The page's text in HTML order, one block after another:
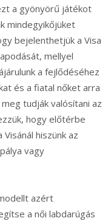
a gyönyörű játékot
mindegyikőjüket
bejelenthetjük a Visa
mellyel
a fejlődéséhez
és a fiatal nőket arra
tudják valósítani az
hogy előtérbe
hiszünk az
vagy
azért
a női labdarúgás